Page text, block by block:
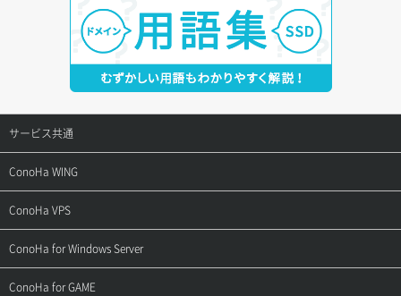
サービス共通
サポートトップ
ご契約・お支払い
用語集
ConoHa WING
サポートトップ
ご利用ガイド
ConoHa VPS
サポートトップ
ご利用ガイド
ConoHa for Windows Server
サポートトップ
ConoHa for GAME